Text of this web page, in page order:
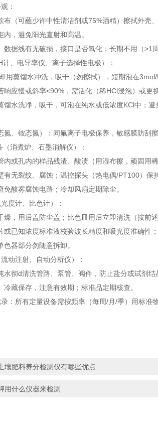
：
可蘸少许中性清洁剂或75%酒精）擦拭外壳
，避免阳光直射和高温。
线有无破损，接口是否氧化；长期不用（>1周
电导率仪、离子选择性电极）：
蒸馏水冲洗，吸干（勿擦拭），短期泡在3mol/
应慢或斜率<90%，需活化（稀HCl浸泡）或更换
洗净，吸干，可泡在纯水或低浓度KCl中；避
铵态氮）：同氟离子电极保养，敏感膜防刮擦
消煮炉、石墨消解仪）：
孔内的样品残渣、酸渍（用湿布擦，顽固用稀
裂纹、腐蚀；温控探头（热电偶/PT100）保
酸雾腐蚀电路；冷却风扇定期除尘。
计、比色计）：
用后盖防尘盖；比色皿用后立即清洗（按前述
知浓度标准液校验波长精度和吸光度准确性；
器部分勿随意拆卸。
注射、自动分析仪）：
d清洗管路、泵管、阀件，防止盐分或试剂结
藏保存，注意有效期；标准品定期核查。
所有定量设备需按频率（每周/月/季）用标准
壤肥料养分检测仪有哪些优点
用什么仪器来检测